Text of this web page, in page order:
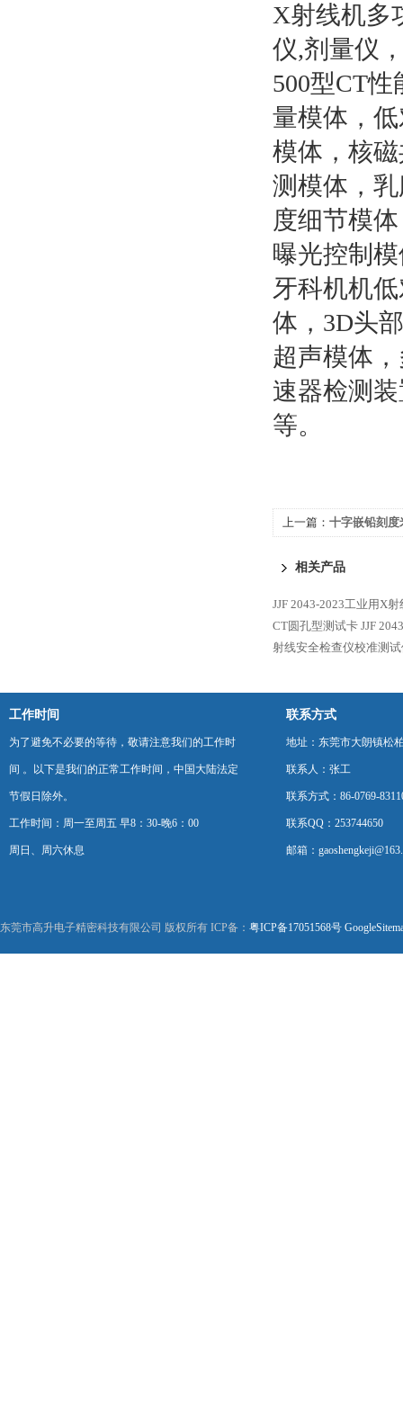
X射线机多
仪,剂量仪
500型CT
量模体，
模体，核
测模体，
度细节模
曝光控制
牙科机机
体，3D头
超声模体
速器检测
等。
上一篇： 十字嵌铅刻度
相关产品
JJF 2043-2023工业用X
CT圆孔型测试卡 JJF
射线安全检查仪校准测
工作时间
为了避免不必要的等待，敬请注意我们的工作时
间 。以下是我们的正常工作时间，中国大陆法定
节假日除外。
工作时间：周一至周五 早8：30-晚6：00
周日、周六休息
联系方式
地址：东莞市大朗镇松
联系人：张工
联系方式：86-0769-
联系QQ：253744650
邮箱：
东莞市高升电子精密科技有限公司 版权所有 ICP备： 粤ICP备17051568号